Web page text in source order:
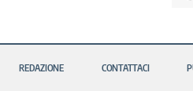
REDAZIONE CONTATTACI